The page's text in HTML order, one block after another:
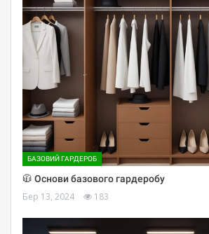
БАЗОВИЙ ГАРДЕРОБ
🧥 Основи базового гардеробу
Бер 13, 2024 183